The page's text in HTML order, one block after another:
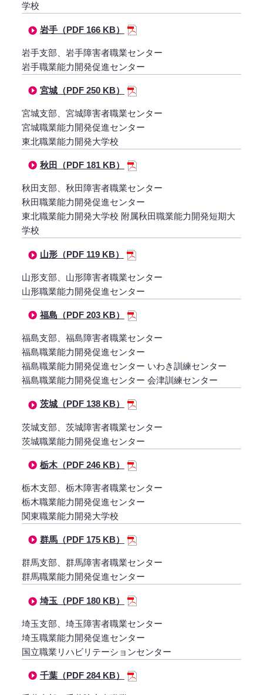
学校
岩手（PDF 166 KB）
岩手支部、岩手障害者職業センター
岩手職業能力開発促進センター
宮城（PDF 250 KB）
宮城支部、宮城障害者職業センター
宮城職業能力開発促進センター
東北職業能力開発大学校
秋田（PDF 181 KB）
秋田支部、秋田障害者職業センター
秋田職業能力開発促進センター
東北職業能力開発大学校 附属秋田職業能力開発短期大
学校
山形（PDF 119 KB）
山形支部、山形障害者職業センター
山形職業能力開発促進センター
福島（PDF 203 KB）
福島支部、福島障害者職業センター
福島職業能力開発促進センター
福島職業能力開発促進センター いわき訓練センター
福島職業能力開発促進センター 会津訓練センター
茨城（PDF 138 KB）
茨城支部、茨城障害者職業センター
茨城職業能力開発促進センター
栃木（PDF 246 KB）
栃木支部、栃木障害者職業センター
栃木職業能力開発促進センター
関東職業能力開発大学校
群馬（PDF 175 KB）
群馬支部、群馬障害者職業センター
群馬職業能力開発促進センター
埼玉（PDF 180 KB）
埼玉支部、埼玉障害者職業センター
埼玉職業能力開発促進センター
国立職業リハビリテーションセンター
千葉（PDF 284 KB）